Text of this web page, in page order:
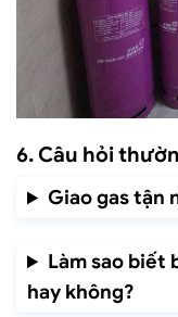
6. Câu hỏi
Giao gas tận
Làm sao biết
hay không?